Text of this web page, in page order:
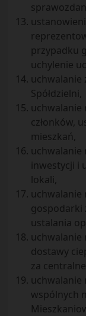
przypadku
uchylenie
uchwalanie
Spółdzielni,
członków,
mieszkań,
inwestycji i
lokali,
gospodarki
ustalania
dostawy
za
uchwalanie
wspólnych